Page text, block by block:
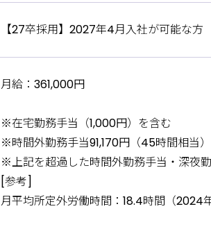
【27卒採用】2027年4月入社が可能な方
月給：361,000円
※在宅勤務手当（1,000円）を含む
※時間外勤務手当91,170円（45時間相当
※上記を超過した時間外勤務手当・深夜
[参考]
月平均所定外労働時間：18.4時間（2024年